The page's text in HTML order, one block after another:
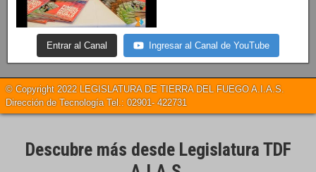
Entrar al Canal Ingresar al Canal de YouTube
© Copyright 2022 LEGISLATURA DE TIERRA DEL FUEGO A.I.A.S.
Dirección de Tecnología Tel.: 02901- 422731
Descubre más desde Legislatura TDF